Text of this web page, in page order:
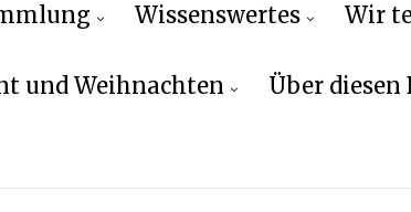
Wissenswertes Wir
und Weihnachten Über diesen